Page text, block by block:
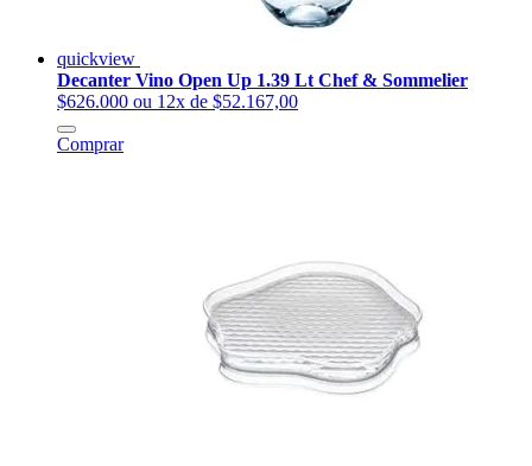
quickview
Decanter Vino Open Up 1.39 Lt Chef & Sommelier
$626.000 ou 12x de $52.167,00
Comprar